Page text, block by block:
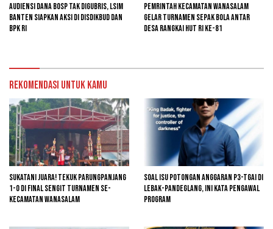
Audiensi Dana BOSP Tak Digubris, LSIM
Banten Siapkan Aksi di Disdikbud dan
BPK RI
Pemrintah kecamatan Wanasalam
Gelar Turnamen Sepak Bola Antar
Desa Rangkai HUT RI ke-81
Rekomendasi untuk kamu
Sukatani Juara! Tekuk Parungpanjang
1-0 di Final Sengit Turnamen se-
Kecamatan Wanasalam
Soal Isu Potongan Anggaran P3-TGAI di
Lebak-Pandeglang, Ini Kata Pengawal
Program